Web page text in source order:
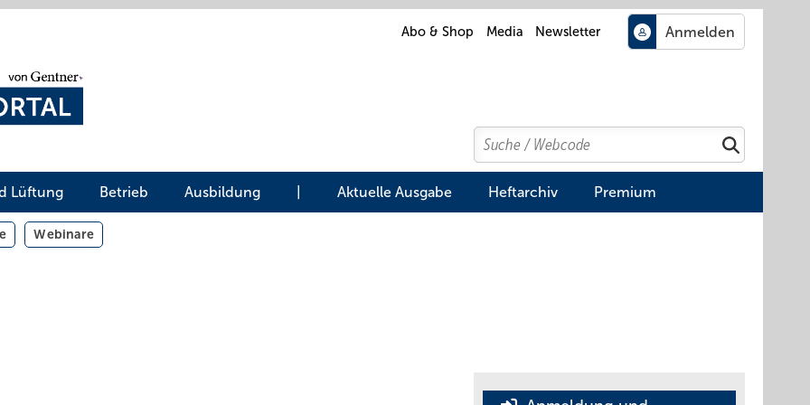
Abo & Shop Media Newsletter
Search
Suchen
Lüftung Betrieb Ausbildung Aktuelle Ausgabe Heftarchiv Premium
Webinare